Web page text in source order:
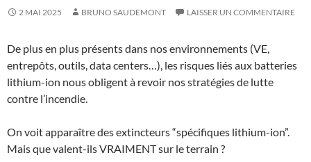
2 MAI 2025 BRUNO SAUDEMONT LAISSER UN COMMENTAIRE
De plus en plus présents dans nos environnements (VE,
entrepôts, outils, data centers…), les risques liés aux batteries
lithium-ion nous obligent à revoir nos stratégies de lutte
contre l’incendie.
On voit apparaître des extincteurs “spécifiques lithium-ion”.
Mais que valent-ils VRAIMENT sur le terrain ?